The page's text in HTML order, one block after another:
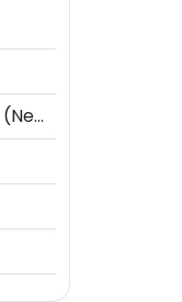
(New)